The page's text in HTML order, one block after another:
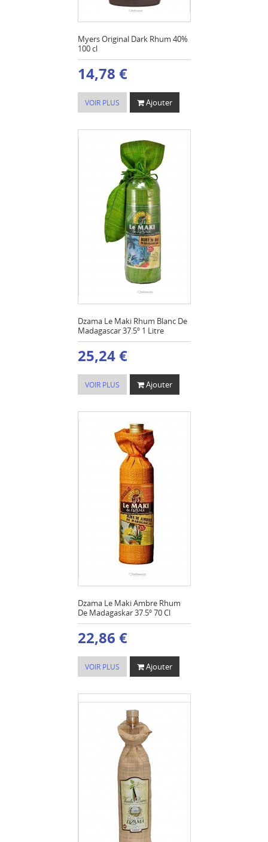
Myers Original Dark Rhum 40%
100 cl
14,78 €
VOIR PLUS Ajouter
Dzama Le Maki Rhum Blanc De
Madagascar 37.5º 1 Litre
25,24 €
VOIR PLUS Ajouter
Dzama Le Maki Ambre Rhum
De Madagaskar 37.5º 70 Cl
22,86 €
VOIR PLUS Ajouter